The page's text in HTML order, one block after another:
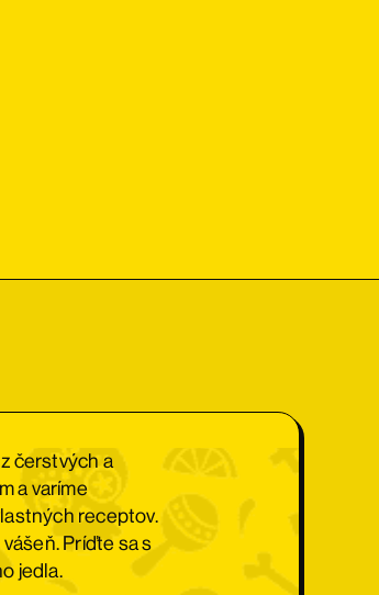
čerstvých a
a varíme
receptov.
Príďte sa s
jedla.